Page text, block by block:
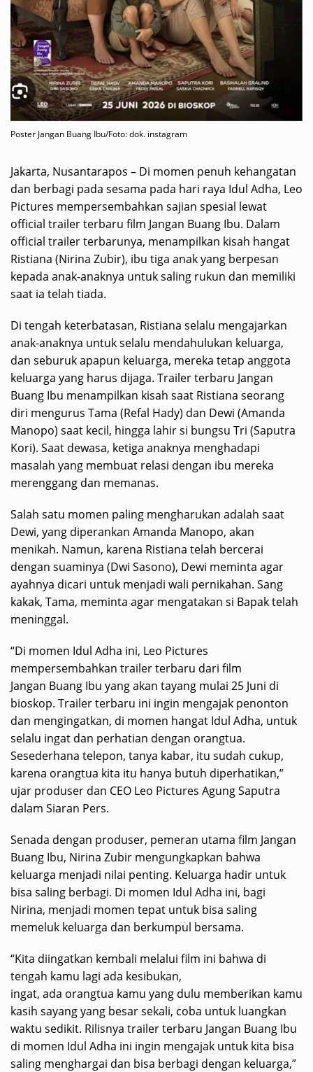
Poster Jangan Buang Ibu/Foto: dok. instagram
Jakarta, Nusantarapos – Di momen penuh kehangatan
dan berbagi pada sesama pada hari raya Idul Adha, Leo
Pictures mempersembahkan sajian spesial lewat
official trailer terbaru film Jangan Buang Ibu. Dalam
official trailer terbarunya, menampilkan kisah hangat
Ristiana (Nirina Zubir), ibu tiga anak yang berpesan
kepada anak-anaknya untuk saling rukun dan memiliki
saat ia telah tiada.
Di tengah keterbatasan, Ristiana selalu mengajarkan
anak-anaknya untuk selalu mendahulukan keluarga,
dan seburuk apapun keluarga, mereka tetap anggota
keluarga yang harus dijaga. Trailer terbaru Jangan
Buang Ibu menampilkan kisah saat Ristiana seorang
diri mengurus Tama (Refal Hady) dan Dewi (Amanda
Manopo) saat kecil, hingga lahir si bungsu Tri (Saputra
Kori). Saat dewasa, ketiga anaknya menghadapi
masalah yang membuat relasi dengan ibu mereka
merenggang dan memanas.
Salah satu momen paling mengharukan adalah saat
Dewi, yang diperankan Amanda Manopo, akan
menikah. Namun, karena Ristiana telah bercerai
dengan suaminya (Dwi Sasono), Dewi meminta agar
ayahnya dicari untuk menjadi wali pernikahan. Sang
kakak, Tama, meminta agar mengatakan si Bapak telah
meninggal.
“Di momen Idul Adha ini, Leo Pictures
mempersembahkan trailer terbaru dari film
Jangan Buang Ibu yang akan tayang mulai 25 Juni di
bioskop. Trailer terbaru ini ingin mengajak penonton
dan mengingatkan, di momen hangat Idul Adha, untuk
selalu ingat dan perhatian dengan orangtua.
Sesederhana telepon, tanya kabar, itu sudah cukup,
karena orangtua kita itu hanya butuh diperhatikan,”
ujar produser dan CEO Leo Pictures Agung Saputra
dalam Siaran Pers.
Senada dengan produser, pemeran utama film Jangan
Buang Ibu, Nirina Zubir mengungkapkan bahwa
keluarga menjadi nilai penting. Keluarga hadir untuk
bisa saling berbagi. Di momen Idul Adha ini, bagi
Nirina, menjadi momen tepat untuk bisa saling
memeluk keluarga dan berkumpul bersama.
“Kita diingatkan kembali melalui film ini bahwa di
tengah kamu lagi ada kesibukan,
ingat, ada orangtua kamu yang dulu memberikan kamu
kasih sayang yang besar sekali, coba untuk luangkan
waktu sedikit. Rilisnya trailer terbaru Jangan Buang Ibu
di momen Idul Adha ini ingin mengajak untuk kita bisa
saling menghargai dan bisa berbagi dengan keluarga,”